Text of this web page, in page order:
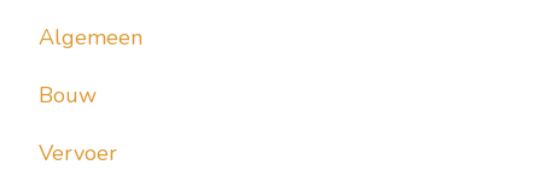
Algemeen
Bouw
Vervoer